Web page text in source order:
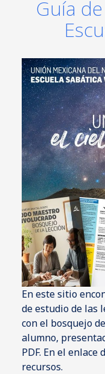
Guía
En este sitio
de estudio de las
con el bosquejo
alumno,
PDF. En el
recursos.